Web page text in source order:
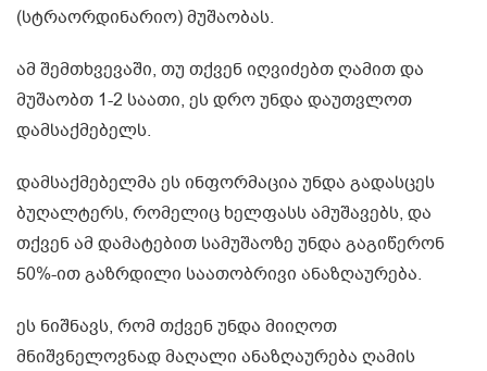
(სტრაორდინარიო) მუშაობას.
ამ შემთხვევაში, თუ თქვენ იღვიძებთ ღამით და
მუშაობთ 1-2 საათი, ეს დრო უნდა დაუთვლოთ
დამსაქმებელს.
დამსაქმებელმა ეს ინფორმაცია უნდა გადასცეს
ბუღალტერს, რომელიც ხელფასს ამუშავებს, და
თქვენ ამ დამატებით სამუშაოზე უნდა გაგიწერონ
50%-ით გაზრდილი საათობრივი ანაზღაურება.
ეს ნიშნავს, რომ თქვენ უნდა მიიღოთ
მნიშვნელოვნად მაღალი ანაზღაურება ღამის